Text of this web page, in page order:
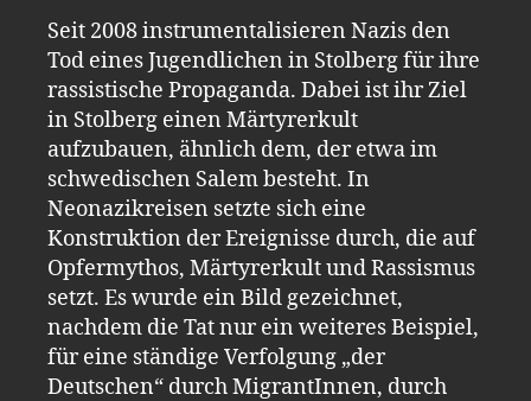
Seit 2008 instrumentalisieren Nazis den
Tod eines Jugendlichen in Stolberg für ihre
rassistische Propaganda. Dabei ist ihr Ziel
in Stolberg einen Märtyrerkult
aufzubauen, ähnlich dem, der etwa im
schwedischen Salem besteht. In
Neonazikreisen setzte sich eine
Konstruktion der Ereignisse durch, die auf
Opfermythos, Märtyrerkult und Rassismus
setzt. Es wurde ein Bild gezeichnet,
nachdem die Tat nur ein weiteres Beispiel,
für eine ständige Verfolgung „der
Deutschen“ durch MigrantInnen, durch